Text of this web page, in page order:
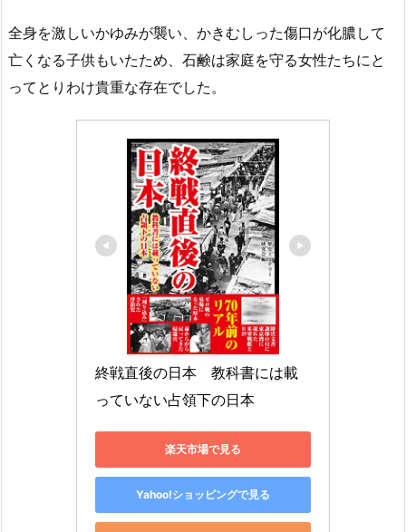
全身を激しいかゆみが襲い、かきむしった傷口が化膿して
亡くなる子供もいたため、石鹸は家庭を守る女性たちにと
ってとりわけ貴重な存在でした。
終戦直後の日本　教科書には載
っていない占領下の日本
楽天市場で見る
Yahoo!ショッピングで見る